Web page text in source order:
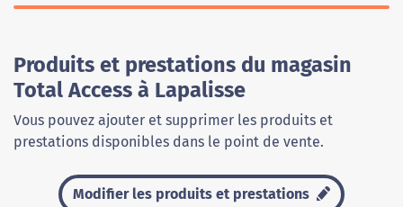
Produits et prestations du magasin
Total Access à Lapalisse
Vous pouvez ajouter et supprimer les produits et
prestations disponibles dans le point de vente.
Modifier les produits et prestations